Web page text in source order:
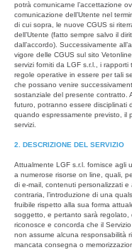
potrà comunicarne l’accettazione
comunicazione dell’Utente nel
di cui sopra, le nuove CGUS si
dell’Utente (fatto sempre salvo il
dall’accordo). Successivamente
vigore delle CGUS sul sito
servizi forniti da LGF s.r.l., i
regole operative in essere per tali
che possano venire
sostanziale del presente contratto.
futuro, potranno essere disciplinati
quando espressamente previsto, il
servizi.
2. DESCRIZIONE DEL SERVIZIO
Attualmente LGF s.r.l. fornisce agli
a numerose risorse on line, quali,
di e-mail, contenuti personalizzati e
contraria, l’introduzione di una
fruibile rispetto alla sua forma
soggetto, e pertanto sarà regolato,
riconosce e concorda che il
non assume alcuna responsabilità
mancata consegna o